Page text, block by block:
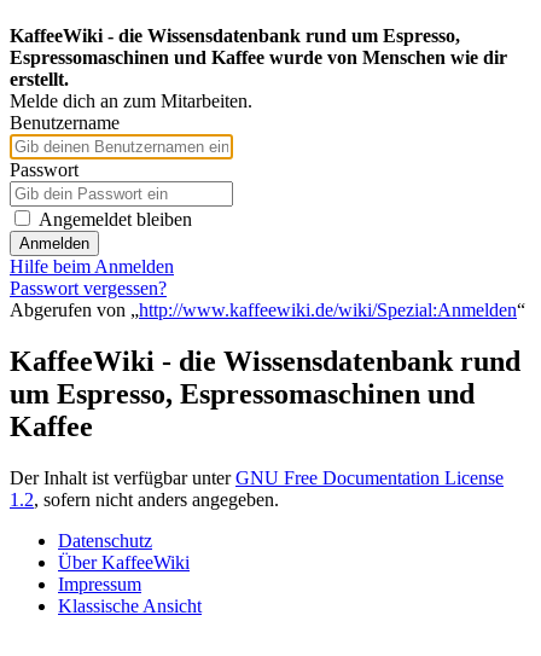
KaffeeWiki - die Wissensdatenbank rund um Espresso,
Espressomaschinen und Kaffee wurde von Menschen wie dir
erstellt.
Melde dich an zum Mitarbeiten.
Benutzername
Passwort
Angemeldet bleiben
Anmelden
Hilfe beim Anmelden
Passwort vergessen?
Abgerufen von „http://www.kaffeewiki.de/wiki/Spezial:Anmelden“
KaffeeWiki - die Wissensdatenbank rund
um Espresso, Espressomaschinen und
Kaffee
Der Inhalt ist verfügbar unterGNU Free Documentation License
1.2, sofern nicht anders angegeben.
Datenschutz
Über KaffeeWiki
Impressum
Klassische Ansicht